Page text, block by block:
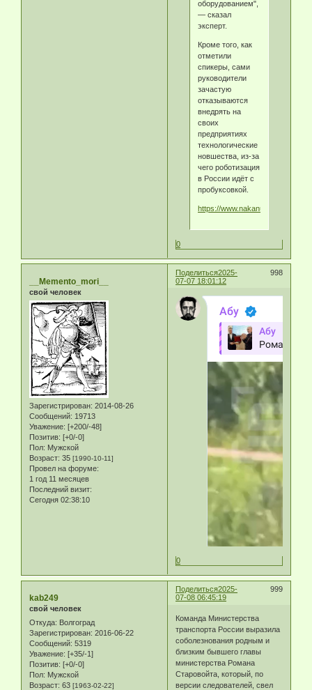
оборудованием",
— сказал
эксперт.
Кроме того, как
отметили
спикеры, сами
руководители
зачастую
отказываются
внедрять на
своих
предприятиях
технологические
новшества, из-за
чего роботизация
в России идёт с
пробуксовкой.
https://www.nakanune.ru/articles/
0
Поделиться 998
2025-
07-07 18:01:12
__Memento_mori__
свой человек
Зарегистрирован: 2014-08-26
Сообщений: 19713
Уважение: [+200/-48]
Позитив: [+0/-0]
Пол: Мужской
Возраст: 35 [1990-10-11]
Провел на форуме:
1 год 11 месяцев
Последний визит:
Сегодня 02:38:10
0
Поделиться 999
2025-
07-08 06:45:19
kab249
свой человек
Откуда: Волгоград
Зарегистрирован: 2016-06-22
Сообщений: 5319
Уважение: [+35/-1]
Позитив: [+0/-0]
Пол: Мужской
Возраст: 63 [1963-02-22]
Команда Министерства
транспорта России выразила
соболезнования родным и
близким бывшего главы
министерства Романа
Старовойта, который, по
версии следователей, свел